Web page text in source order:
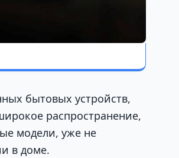
бытовых устройств,
распространение,
модели, уже не
в доме.